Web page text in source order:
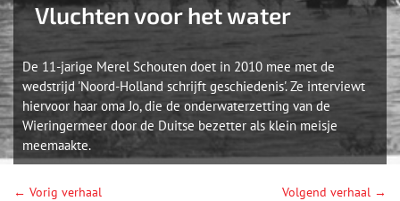
Vluchten voor het water
De 11-jarige Merel Schouten doet in 2010 mee met de
wedstrijd 'Noord-Holland schrijft geschiedenis'. Ze interviewt
hiervoor haar oma Jo, die de onderwaterzetting van de
Wieringermeer door de Duitse bezetter als klein meisje
meemaakte.
← Vorig verhaal Volgend verhaal →